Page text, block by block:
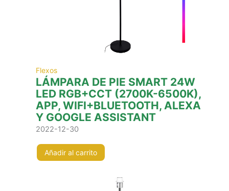
Flexos
LÁMPARA DE PIE SMART 24W
LED RGB+CCT (2700K-6500K),
APP, WIFI+BLUETOOTH, ALEXA
Y GOOGLE ASSISTANT
2022-12-30
Añadir al carrito